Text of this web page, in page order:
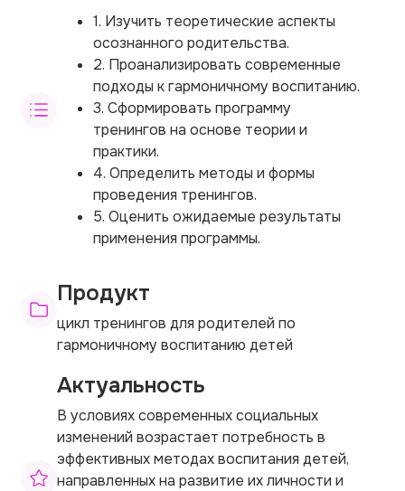
1. Изучить теоретические аспекты
осознанного родительства.
2. Проанализировать современные
подходы к гармоничному воспитанию.
3. Сформировать программу
тренингов на основе теории и
практики.
4. Определить методы и формы
проведения тренингов.
5. Оценить ожидаемые результаты
применения программы.
Продукт
цикл тренингов для родителей по
гармоничному воспитанию детей
Актуальность
В условиях современных социальных
изменений возрастает потребность в
эффективных методах воспитания детей,
направленных на развитие их личности и